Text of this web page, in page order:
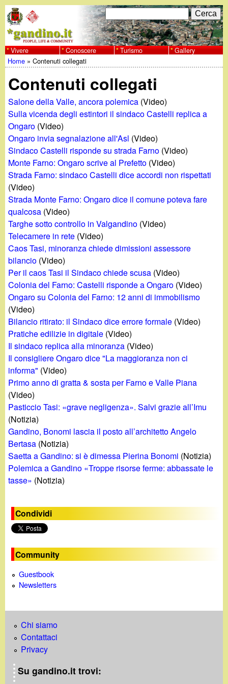
al
contenuto
principale
w
w
w
.
g
a
n
d
i
n
o
.
i
t
F
o
r
m
d
r
i
c
e
r
c
C
e
r
c
Vivere Conoscere Turismo Gallery
Tu
sei
qui
Home »Contenuti collegati
Contenuti collegati
Salone della Valle, ancora polemica (Video)
Sulla vicenda degli estintori il sindaco Castelli replica a
Ongaro (Video)
Ongaro invia segnalazione all'Asl (Video)
Sindaco Castelli risponde su strada Farno (Video)
Monte Farno: Ongaro scrive al Prefetto (Video)
Strada Farno: sindaco Castelli dice accordi non rispettati
(Video)
Strada Monte Farno: Ongaro dice il comune poteva fare
qualcosa (Video)
Targhe sotto controllo in Valgandino (Video)
Telecamere in rete (Video)
Caos Tasi, minoranza chiede dimissioni assessore
bilancio (Video)
Per il caos Tasi il Sindaco chiede scusa (Video)
Colonia del Farno: Castelli risponde a Ongaro (Video)
Ongaro su Colonia del Farno: 12 anni di immobilismo
(Video)
Bilancio ritirato: il Sindaco dice errore formale (Video)
Pratiche edilizie in digitale (Video)
Il sindaco replica alla minoranza (Video)
Il consigliere Ongaro dice "La maggioranza non ci
informa" (Video)
Primo anno di gratta & sosta per Farno e Valle Piana
(Video)
Pasticcio Tasi: «grave negligenza». Salvi grazie all’Imu
(Notizia)
Gandino, Bonomi lascia il posto all’architetto Angelo
Bertasa (Notizia)
Saetta a Gandino: si è dimessa Pierina Bonomi (Notizia)
Polemica a Gandino «Troppe risorse ferme: abbassate le
tasse» (Notizia)
Condividi
Community
Guestbook
Newsletters
Chi siamo
Contattaci
Privacy
Su gandino.it trovi: